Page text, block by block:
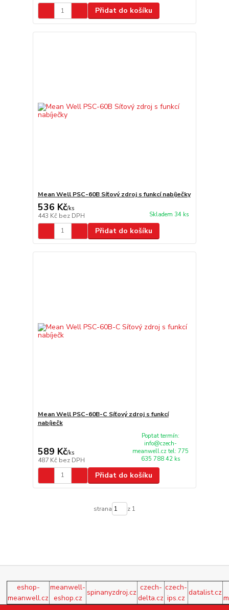
Přidat do košíku
Mean Well PSC-60B Síťový zdroj s funkcí nabíječky
536 Kč/ks
443 Kč bez DPH Skladem 34 ks
Přidat do košíku
Mean Well PSC-60B-C Síťový zdroj s funkcí
nabíječk
589 Kč/ks
487 Kč bez DPH
Poptat termín:
info@czech-
meanwell.cz tel: 775
635 788 42 ks
Přidat do košíku
strana z 1
eshop-
meanwell.cz
meanwell-
eshop.cz
spinanyzdroj.cz
czech-
delta.cz
czech-
ips.cz
datalist.cz